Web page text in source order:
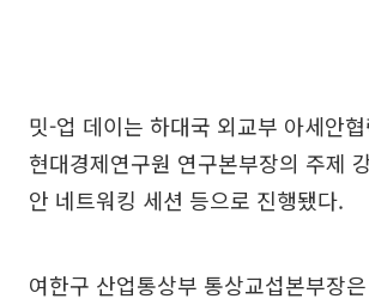
밋-업 데이는 하대국 외교부 아세안
현대경제연구원 연구본부장의 주제
안 네트워킹 세션 등으로 진행됐다.
여한구 산업통상부 통상교섭본부장